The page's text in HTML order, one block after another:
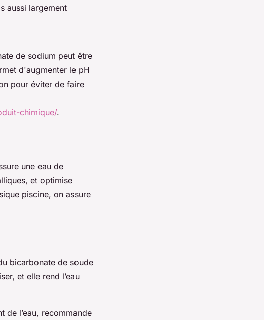
aussi largement
de sodium peut être
d'augmenter le pH
pour éviter de faire
chimique/.
une eau de
et optimise
piscine, on assure
bicarbonate de soude
et elle rend l’eau
de l’eau, recommande